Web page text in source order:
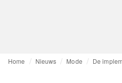
Home Nieuws Mode